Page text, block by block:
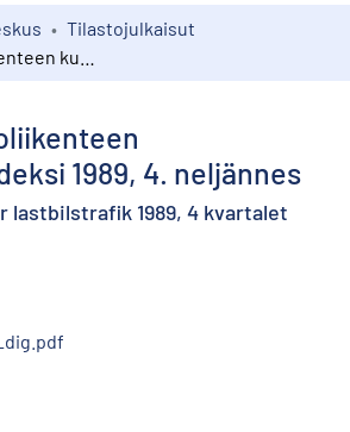
Tilastojulkaisut
1989, 4. neljännes
lastbilstrafik 1989, 4 kvartalet